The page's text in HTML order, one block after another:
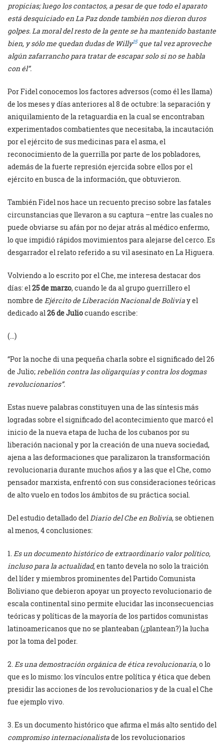
propicias; luego los contactos, a pesar de que todo el aparato
está desquiciado en La Paz donde también nos dieron duros
golpes. La moral del resto de la gente se ha mantenido bastante
bien, y sólo me quedan dudas de Willy15que tal vez aproveche
algún zafarrancho para tratar de escapar solo si no se habla
con él”.
Por Fidel conocemos los factores adversos (como él les llama)
de los meses y días anteriores al 8 de octubre: la separación y
aniquilamiento de la retaguardia en la cual se encontraban
experimentados combatientes que necesitaba, la incautación
por el ejército de sus medicinas para el asma, el
reconocimiento de la guerrilla por parte de los pobladores,
además de la fuerte represión ejercida sobre ellos por el
ejército en busca de la información, que obtuvieron.
También Fidel nos hace un recuento preciso sobre las fatales
circunstancias que llevaron a su captura –entre las cuales no
puede obviarse su afán por no dejar atrás al médico enfermo,
lo que impidió rápidos movimientos para alejarse del cerco. Es
desgarrador el relato referido a su vil asesinato en La Higuera.
Volviendo a lo escrito por el Che, me interesa destacar dos
días: el25 de marzo, cuando le da al grupo guerrillero el
nombre de Ejército de Liberación Nacional de Boliviay el
dedicado al26 de Juliocuando escribe:
(…)
“Por la noche di una pequeña charla sobre el significado del 26
de Julio;rebelión contra las oligarquías y contra los dogmas
revolucionarios”.
Estas nueve palabras constituyen una de las síntesis más
logradas sobre el significado del acontecimiento que marcó el
inicio de la nueva etapa de lucha de los cubanos por su
liberación nacional y por la creación de una nueva sociedad,
ajena a las deformaciones que paralizaron la transformación
revolucionaria durante muchos años y a las que el Che, como
pensador marxista, enfrentó con sus consideraciones teóricas
de alto vuelo en todos los ámbitos de su práctica social.
Del estudio detallado delDiario del Che en Bolivia, se obtienen
al menos, 4 conclusiones:
1.Es un documento histórico de extraordinario valor político,
incluso para la actualidad,en tanto devela no solo la traición
del líder y miembros prominentes del Partido Comunista
Boliviano que debieron apoyar un proyecto revolucionario de
escala continental sino permite elucidar las inconsecuencias
teóricas y políticas de la mayoría de los partidos comunistas
latinoamericanos que no se planteaban (¿plantean?) la lucha
por la toma del poder.
2.Es una demostración orgánica de ética revolucionaria,o lo
que es lo mismo: los vínculos entre política y ética que deben
presidir las acciones de los revolucionarios y de la cual el Che
fue ejemplo vivo.
3. Es un documento histórico que afirma el más alto sentido del
compromiso internacionalistade los revolucionarios